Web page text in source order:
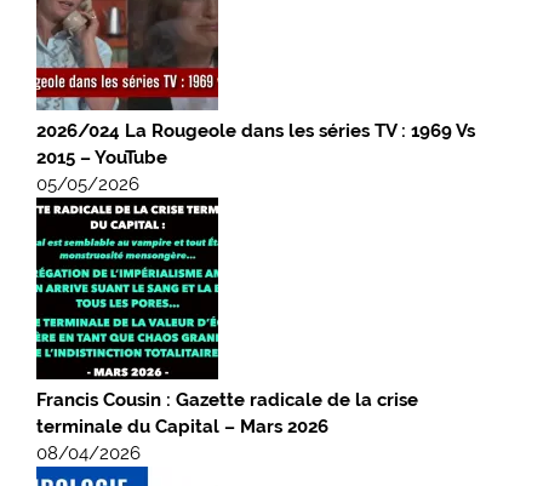
2026/024 La Rougeole dans les séries TV : 1969 Vs
2015 – YouTube
05/05/2026
Francis Cousin : Gazette radicale de la crise
terminale du Capital – Mars 2026
08/04/2026